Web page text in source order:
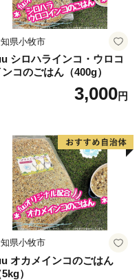
県小牧市
シロハラインコ・ウロコ
ンコのごはん（400g）
3,000円
県小牧市
オカメインコのごはん
5kg）